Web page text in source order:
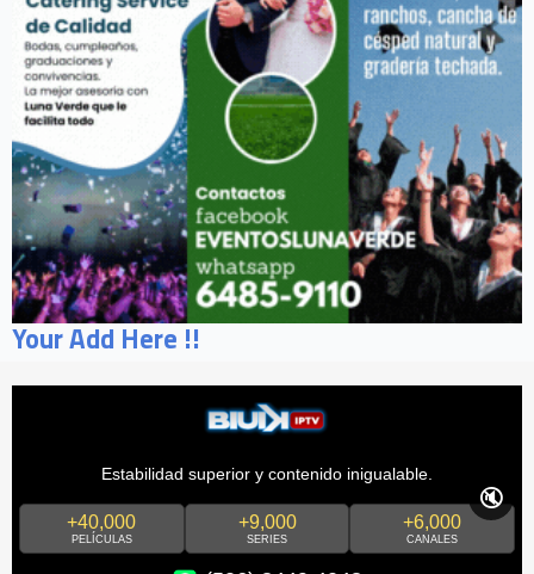
Your Add Here !!
Estabilidad superior y contenido inigualable.
+40,000
PELÍCULAS
+9,000
SERIES
+6,000
CANALES
🔇